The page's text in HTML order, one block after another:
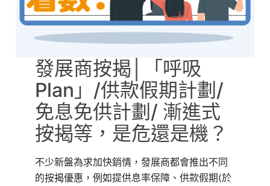
發展商按揭│「呼吸
Plan」/供款假期計劃/
免息免供計劃/ 漸進式
按揭等，是危還是機？
不少新盤為求加快銷情，發展商都會推出不同
的按揭優惠，例如提供息率保障、供款假期(於